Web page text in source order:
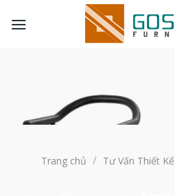
qua
Trang chủ / Tư Vấn Thiết Kế